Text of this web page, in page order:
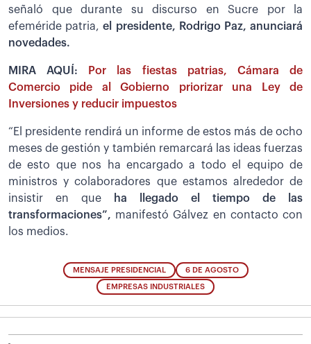
señaló que durante su discurso en Sucre por la
efeméride patria,el presidente, Rodrigo Paz, anunciará
novedades.
MIRA AQUÍ:
Por las fiestas patrias, Cámara de
Comercio pide al Gobierno priorizar una Ley de
Inversiones y reducir impuestos
“El presidente rendirá un informe de estos más de ocho
meses de gestión y también remarcará las ideas fuerzas
de esto que nos ha encargado a todo el equipo de
ministros y colaboradores que estamos alrededor de
insistir en que ha llegado el tiempo de las
transformaciones”, manifestó Gálvez en contacto con
los medios.
MENSAJE PRESIDENCIAL 6 DE AGOSTO
EMPRESAS INDUSTRIALES